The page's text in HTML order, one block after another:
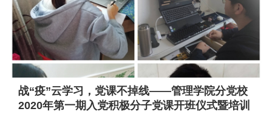
就业形势分析、就业方向选择、就业岗位推荐、警惕求职
诈骗以及经验分享等方...
战“疫”云学习，党课不掉线——管理学院分党校
2020年第一期入党积极分子党课开班仪式暨培训